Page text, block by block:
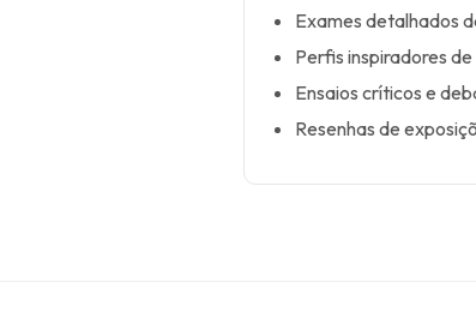
Exames detalhados
Perfis inspiradores
Ensaios críticos e
Resenhas de